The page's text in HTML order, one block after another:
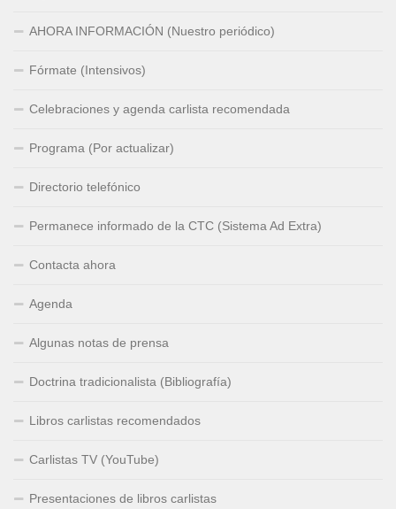
AHORA INFORMACIÓN (Nuestro periódico)
Fórmate (Intensivos)
Celebraciones y agenda carlista recomendada
Programa (Por actualizar)
Directorio telefónico
Permanece informado de la CTC (Sistema Ad Extra)
Contacta ahora
Agenda
Algunas notas de prensa
Doctrina tradicionalista (Bibliografía)
Libros carlistas recomendados
Carlistas TV (YouTube)
Presentaciones de libros carlistas